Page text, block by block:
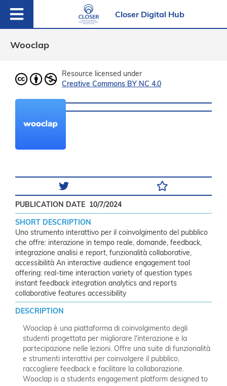
Closer Digital Hub
Wooclap
Resource licensed under
Creative Commons BY NC 4.0
PUBLICATION DATE 10/7/2024
SHORT DESCRIPTION
Uno strumento interattivo per il coinvolgimento del pubblico
che offre: interazione in tempo reale, domande, feedback,
integrazione analisi e report, funzionalità collaborative,
accessibilità An interactive audience engagement tool
offering: real-time interaction variety of question types
instant feedback integration analytics and reports
collaborative features accessibility
DESCRIPTION
Wooclap è una piattaforma di coinvolgimento degli
studenti progettata per migliorare l'interazione e la
partecipazione nelle lezioni. Offre una suite di funzionalità
e strumenti interattivi per coinvolgere il pubblico,
raccogliere feedback e facilitare la collaborazione.
Wooclap is a students engagement platform designed to